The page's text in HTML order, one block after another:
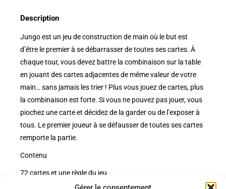
Description
Jungo est un jeu de construction de main où le but est
d’être le premier à se débarrasser de toutes ses cartes. À
chaque tour, vous devez battre la combinaison sur la table
en jouant des cartes adjacentes de même valeur de votre
main… sans jamais les trier ! Plus vous jouez de cartes, plus
la combinaison est forte. Si vous ne pouvez pas jouer, vous
piochez une carte et décidez de la garder ou de l’exposer à
tous. Le premier joueur à se défausser de toutes ses cartes
remporte la partie.
Contenu
72 cartes et une règle du jeu